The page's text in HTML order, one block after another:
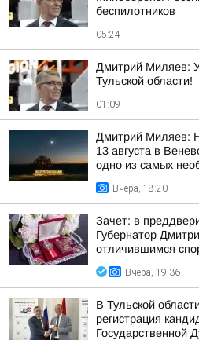
беспилотников
05:24
Дмитрий Миляев:
Тульской области!
01:09
Дмитрий Миляев:
13 августа в
одно из самых
Вчера, 18:20
Зачет: в
Губернатор
отличившимся
Вчера, 19:36
В Тульской
регистрация
Государственной